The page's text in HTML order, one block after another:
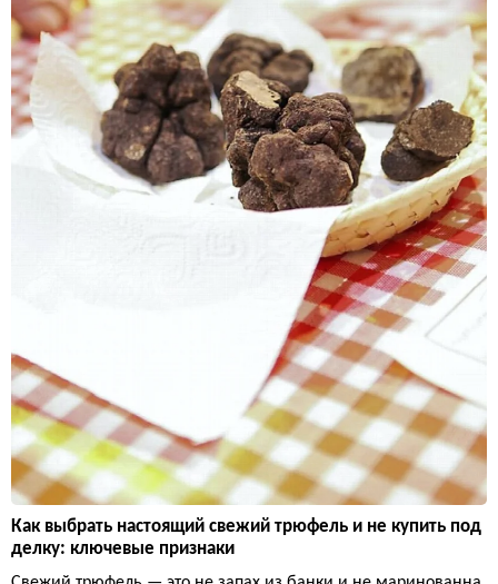
Как выбрать настоящий свежий трюфель и не купить под
делку: ключевые признаки